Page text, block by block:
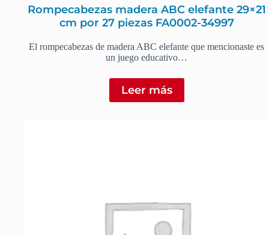
Rompecabezas madera ABC elefante 29×21
cm por 27 piezas FA0002-34997
El rompecabezas de madera ABC elefante que mencionaste es
un juego educativo…
Leer más